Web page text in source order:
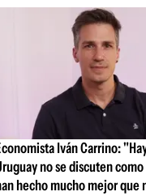
Iván Carrino:
no se discuten
hecho mucho mejor que